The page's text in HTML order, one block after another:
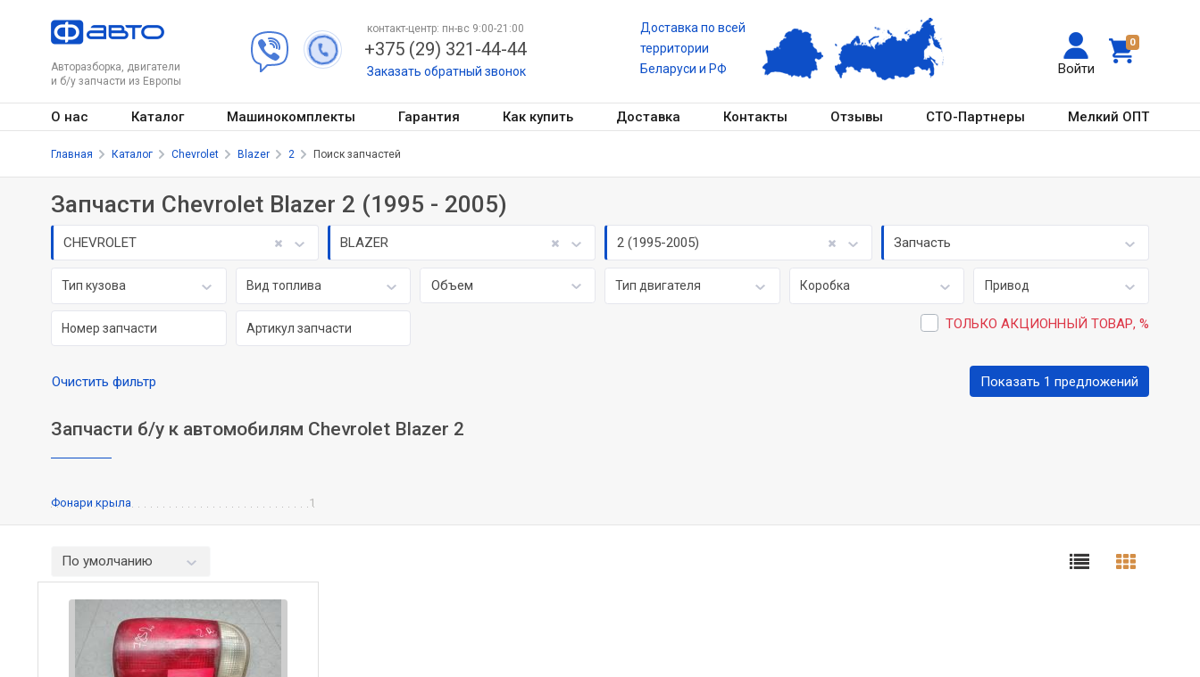
Авторазборка, двигатели
и б/у запчасти из Европы
0
Войти
контакт-центр: пн-вс 9:00-21:00
+375 (29) 321-44-44
Заказать обратный звонок
Доставка по всей
территории
Беларуси и РФ
О нас Каталог Машинокомплекты Гарантия Как купить Доставка Контакты Отзывы СТО-Партнеры Мелкий ОПТ
Главная Каталог Chevrolet Blazer 2 Поиск запчастей
Запчасти Chevrolet Blazer 2 (1995 - 2005)
CHEVROLET BLAZER 2 (1995-2005) Запчасть
Тип кузова Вид топлива Объем Тип двигателя Коробка Привод
ТОЛЬКО АКЦИОННЫЙ ТОВАР, %
Очистить фильтр Показать 1 предложений
Запчасти б/у к автомобилям Chevrolet Blazer 2
Фонари крыла 1
По умолчанию